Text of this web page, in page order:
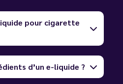
pour cigarette
d’un e-liquide ?